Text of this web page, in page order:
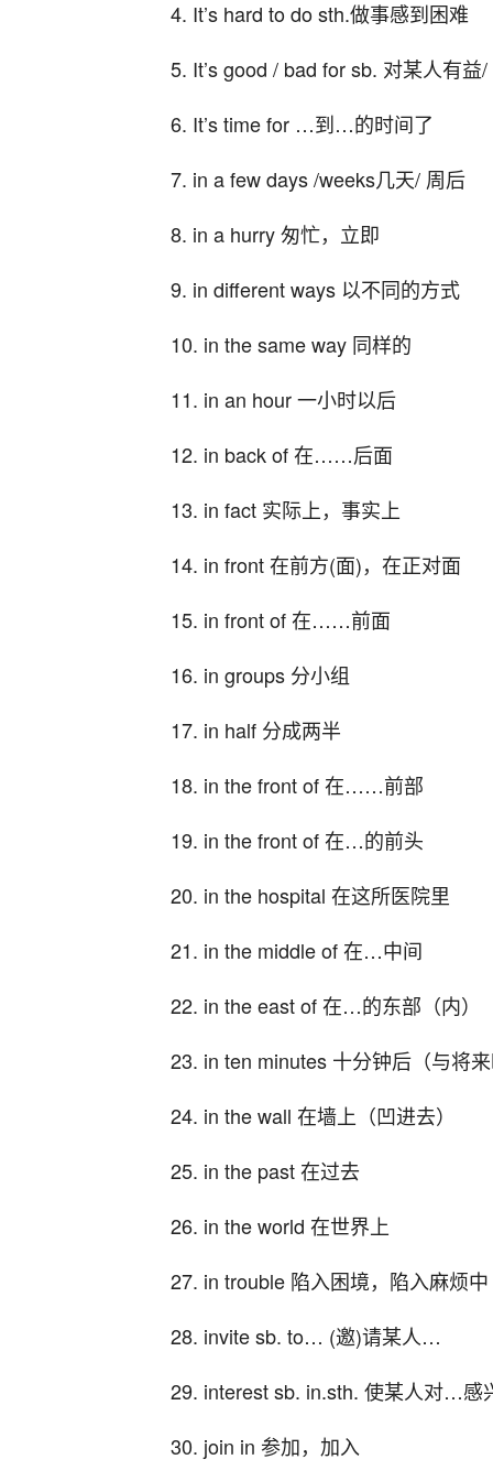
4. It’s hard to do sth.做事感到困难
5. It’s good / bad for sb. 对某人有益
6. It’s time for …到…的时间了
7. in a few days /weeks几天/ 周后
8. in a hurry 匆忙，立即
9. in different ways 以不同的方式
10. in the same way 同样的
11. in an hour 一小时以后
12. in back of 在……后面
13. in fact 实际上，事实上
14. in front 在前方(面)，在正对面
15. in front of 在……前面
16. in groups 分小组
17. in half 分成两半
18. in the front of 在……前部
19. in the front of 在…的前头
20. in the hospital 在这所医院里
21. in the middle of 在…中间
22. in the east of 在…的东部（内）
23. in ten minutes 十分钟后（与将
24. in the wall 在墙上（凹进去）
25. in the past 在过去
26. in the world 在世界上
27. in trouble 陷入困境，陷入麻烦中
28. invite sb. to… (邀)请某人…
29. interest sb. in.sth. 使某人对…感
30. join in 参加，加入